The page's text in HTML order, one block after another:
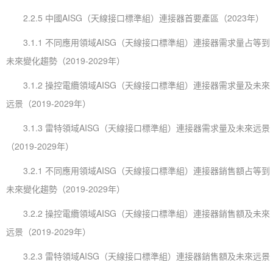
2.2.5 中國AISG（天線接口標準組）連接器首要產區（2023年）
3.1.1 不同應用領域AISG（天線接口標準組）連接器需求量占等到
未來變化趨勢（2019-2029年）
3.1.2 操控電纜領域AISG（天線接口標準組）連接器需求量及未來
远景（2019-2029年）
3.1.3 雷特領域AISG（天線接口標準組）連接器需求量及未來远景
（2019-2029年）
3.2.1 不同應用領域AISG（天線接口標準組）連接器銷售額占等到
未來變化趨勢（2019-2029年）
3.2.2 操控電纜領域AISG（天線接口標準組）連接器銷售額及未來
远景（2019-2029年）
3.2.3 雷特領域AISG（天線接口標準組）連接器銷售額及未來远景